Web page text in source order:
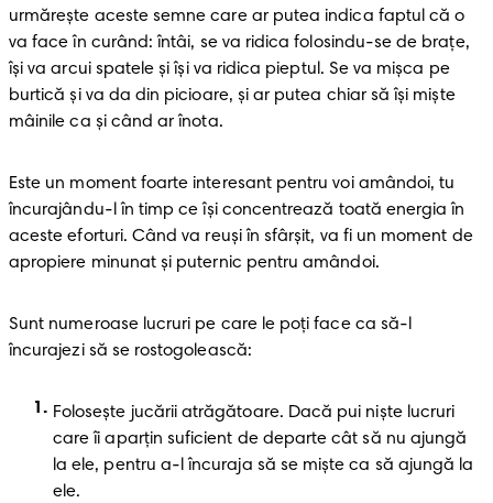
urmărește aceste semne care ar putea indica faptul că o
va face în curând: întâi, se va ridica folosindu-se de brațe,
își va arcui spatele și își va ridica pieptul. Se va mișca pe
burtică și va da din picioare, și ar putea chiar să își miște
mâinile ca și când ar înota.
Este un moment foarte interesant pentru voi amândoi, tu
încurajându-l în timp ce își concentrează toată energia în
aceste eforturi. Când va reuși în sfârșit, va fi un moment de
apropiere minunat și puternic pentru amândoi.
Sunt numeroase lucruri pe care le poți face ca să-l
încurajezi să se rostogolească:
Folosește jucării atrăgătoare. Dacă pui niște lucruri
care îi aparțin suficient de departe cât să nu ajungă
la ele, pentru a-l încuraja să se miște ca să ajungă la
ele.